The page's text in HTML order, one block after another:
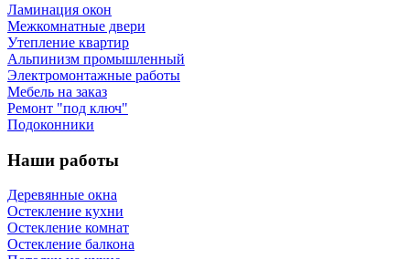
Ламинация окон
Межкомнатные двери
Утепление квартир
Альпинизм промышленный
Электромонтажные работы
Мебель на заказ
Ремонт "под ключ"
Подоконники
Наши работы
Деревянные окна
Остекление кухни
Остекление комнат
Остекление балкона